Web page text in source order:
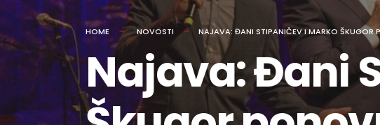
HOME NOVOSTI NAJAVA: ĐANI STIPANIČEV I MARKO ŠKUGOR
Najava: Đani